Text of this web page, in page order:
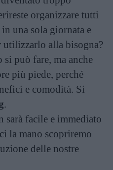
organizzare tutti
in una sola giornata e
utilizzarlo alla bisogna?
si può fare, ma anche
più piede, perché
e comodità. Si
.
sarà facile e immediato
la mano scopriremo
delle nostre